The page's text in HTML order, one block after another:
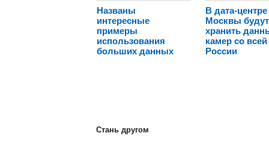
Названы
интересные
примеры
использования
больших данных
В дата-
Москвы будут
хранить
камер со всей
России
Стань другом